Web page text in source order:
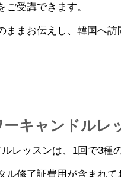
受講できます。
ままお伝えし、韓国へ
キャンドルレ
レッスンは、1回で3種
修了証費用が含まれて